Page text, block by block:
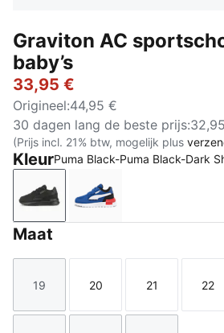
Graviton AC
baby’s
33,95 €
Origineel:44,95 €
30 dagen lang de beste prijs:
(Prijs incl. 21% btw, mogelijk plus
KleurPuma Black-Puma Black-Dark
Puma Black-Puma Black-Dark
Clyde Royal-PUMA
Maat
Maat
19
Maat
20
Maat
21 22